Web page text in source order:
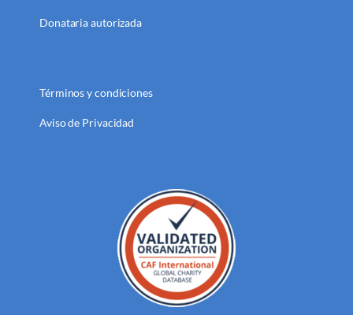
Donataria autorizada
Términos y condiciones
Aviso de Privacidad